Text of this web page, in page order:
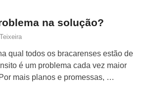
na solução?
qual todos os bracarenses estão de
é um problema cada vez maior
mais planos e promessas, …